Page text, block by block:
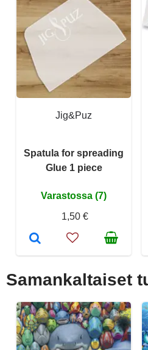
Jig&Puz
Spatula for spreading
Glue 1 piece
Varastossa (7)
1,50 €
Samankaltaiset